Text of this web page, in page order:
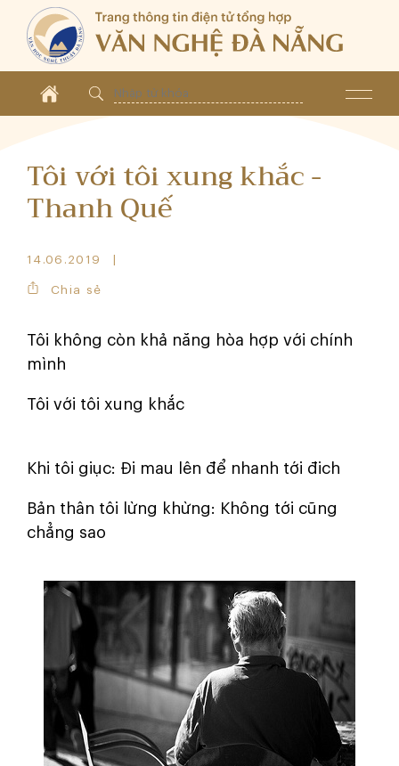
Tôi với tôi xung khắc -
Thanh Quế
14.06.2019
Chia sẻ
Tôi không còn khả năng hòa hợp với chính
mình
Tôi với tôi xung khắc
Khi tôi giục: Đi mau lên để nhanh tới đich
Bản thân tôi lừng khừng: Không tới cũng
chẳng sao